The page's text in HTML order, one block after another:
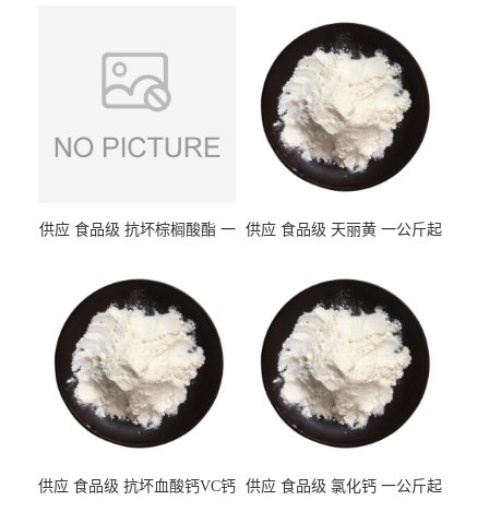
供应 食品级 抗坏棕榈酸酯 一
供应 食品级 天丽黄 一公斤起
供应 食品级 抗坏血酸钙VC钙 供应 食品级 氯化钙 一公斤起